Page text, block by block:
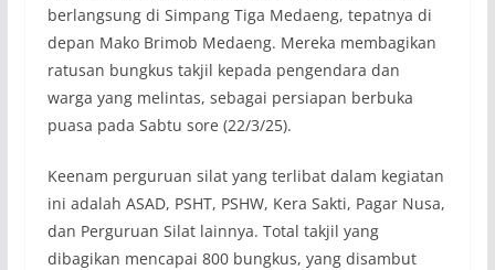
berlangsung di Simpang Tiga Medaeng, tepatnya di
depan Mako Brimob Medaeng. Mereka membagikan
ratusan bungkus takjil kepada pengendara dan
warga yang melintas, sebagai persiapan berbuka
puasa pada Sabtu sore (22/3/25).
Keenam perguruan silat yang terlibat dalam kegiatan
ini adalah ASAD, PSHT, PSHW, Kera Sakti, Pagar Nusa,
dan Perguruan Silat lainnya. Total takjil yang
dibagikan mencapai 800 bungkus, yang disambut